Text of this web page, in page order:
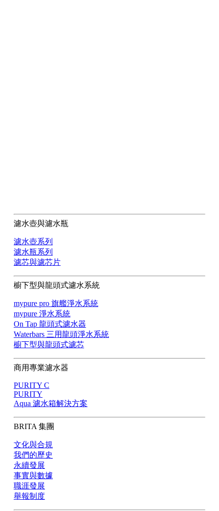
濾水壺與濾水瓶
濾水壺系列
濾水瓶系列
濾芯與濾芯片
櫥下型與龍頭式濾水系統
mypure pro 旗艦淨水系統
mypure 淨水系統
On Tap 龍頭式濾水器
Waterbars 三用龍頭淨水系統
櫥下型與龍頭式濾芯
商用專業濾水器
PURITY C
PURITY
Aqua 濾水箱解決方案
BRITA 集團
文化與合規
我們的歷史
永續發展
事實與數據
職涯發展
舉報制度